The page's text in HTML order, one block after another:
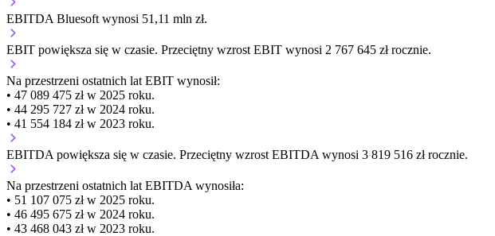
EBITDA Bluesoft wynosi 51,11 mln zł.
EBIT powiększa się w czasie. Przeciętny wzrost EBIT wynosi 2 767 645 zł rocznie.
Na przestrzeni ostatnich lat EBIT wynosił:
• 47 089 475 zł w 2025 roku.
• 44 295 727 zł w 2024 roku.
• 41 554 184 zł w 2023 roku.
EBITDA powiększa się w czasie. Przeciętny wzrost EBITDA wynosi 3 819 516 zł rocznie.
Na przestrzeni ostatnich lat EBITDA wynosiła:
• 51 107 075 zł w 2025 roku.
• 46 495 675 zł w 2024 roku.
• 43 468 043 zł w 2023 roku.